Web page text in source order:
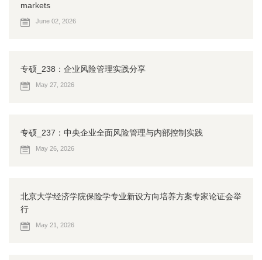
markets
June 02, 2026
专硕_238：企业风险管理实践分享
May 27, 2026
专硕_237：中央企业全面风险管理与内部控制实践
May 26, 2026
北京大学经济学院保险学专业新设方向培养方案专家论证会举
行
May 21, 2026